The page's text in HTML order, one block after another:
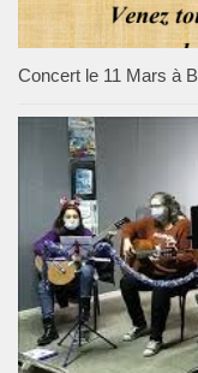
Concert le 11 Mars à